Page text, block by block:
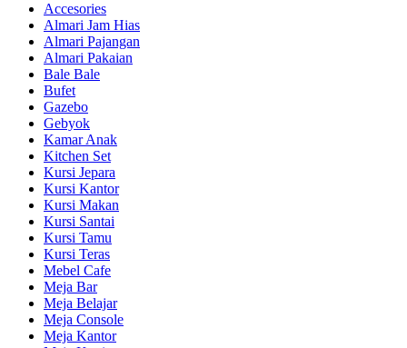
Accesories
Almari Jam Hias
Almari Pajangan
Almari Pakaian
Bale Bale
Bufet
Gazebo
Gebyok
Kamar Anak
Kitchen Set
Kursi Jepara
Kursi Kantor
Kursi Makan
Kursi Santai
Kursi Tamu
Kursi Teras
Mebel Cafe
Meja Bar
Meja Belajar
Meja Console
Meja Kantor